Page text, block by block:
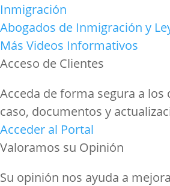
Inmigración
Abogados de Inmigración y
Más Videos Informativos
Acceso de Clientes
Acceda de forma segura a los
caso, documentos y
Acceder al Portal
Valoramos su Opinión
Su opinión nos ayuda a